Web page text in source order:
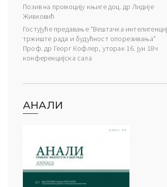
Позив на промоцију књиге доц. др Лидије
Живковић
Гостујуће предавање “Вештачка
тржиште рада и будућност опорезивања”
Проф. др Георг Кофлер, уторак 16. јун 18ч
конференцијска сала
АНАЛИ